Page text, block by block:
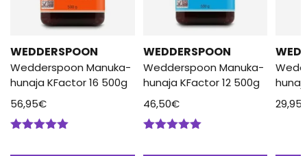
WEDDERSPOON
Wedderspoon Manuka-
hunaja KFactor 16 500g
56,95€
WEDDERSPOON
Wedderspoon Manuka-
hunaja KFactor 12 500g
46,50€
29,95